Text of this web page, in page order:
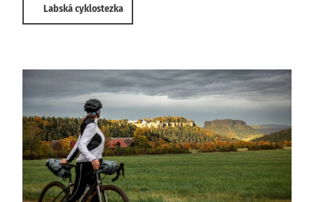
Labská cyklostezka